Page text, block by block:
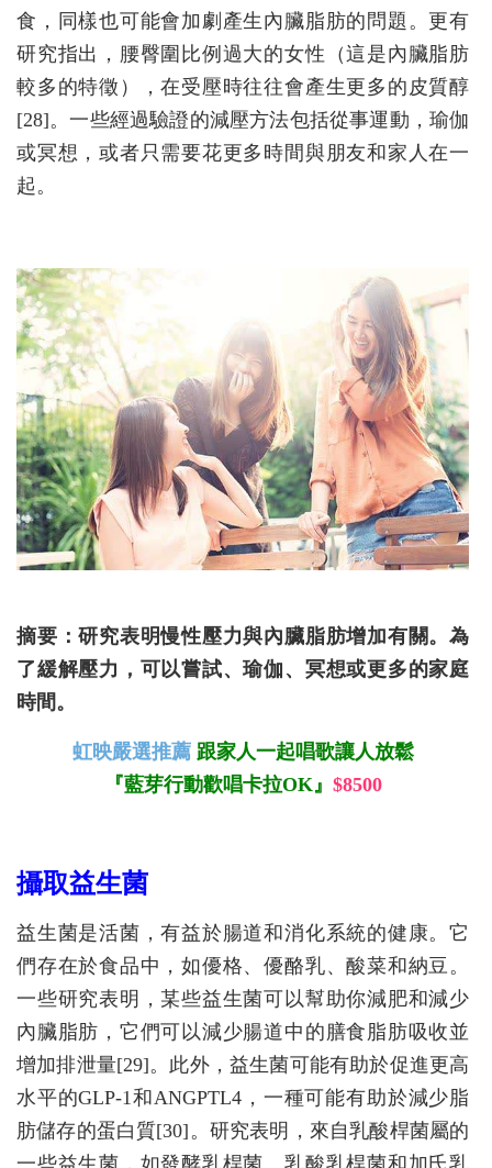
食，同樣也可能會加劇產生內臟脂肪的問題。更有
研究指出，腰臀圍比例過大的女性（這是內臟脂肪
較多的特徵），在受壓時往往會產生更多的皮質醇
[28]。一些經過驗證的減壓方法包括從事運動，瑜伽
或冥想，或者只需要花更多時間與朋友和家人在一
起。
摘要：研究表明慢性壓力與內臟脂肪增加有關。為
了緩解壓力，可以嘗試、瑜伽、冥想或更多的家庭
時間。
虹映嚴選推薦 跟家人一起唱歌讓人放鬆
『藍芽行動歡唱卡拉OK』 $8500
攝取益生菌
益生菌是活菌，有益於腸道和消化系統的健康。它
們存在於食品中，如優格、優酪乳、酸菜和納豆。
一些研究表明，某些益生菌可以幫助你減肥和減少
內臟脂肪，它們可以減少腸道中的膳食脂肪吸收並
增加排泄量[29]。此外，益生菌可能有助於促進更高
水平的GLP-1和ANGPTL4，一種可能有助於減少脂
肪儲存的蛋白質[30]。研究表明，來自乳酸桿菌屬的